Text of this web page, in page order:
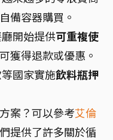
備容器購買。
開始提供可重複使
獲得退款或優惠。
國家實施飲料瓶押
案？可以參考艾倫
提供了許多關於循